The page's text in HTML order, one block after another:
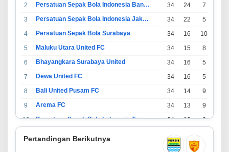
2
Persatuan Sepak Bola Indonesia Bandung 34 24 7
3
Persatuan Sepak Bola Indonesia Jakarta 34 22 5
4
Persatuan Sepak Bola Surabaya 34 16 10
5
Maluku Utara United FC 34 15 8
6
Bhayangkara Surabaya United 34 16 5
7
Dewa United FC 34 16 5
8
Bali United Pusam FC 34 14 9
9
Arema FC 34 13 9
10
Persatuan Sepak Bola Indonesia Tangerang 34 13 6
34 11
Pertandingan Berikutnya